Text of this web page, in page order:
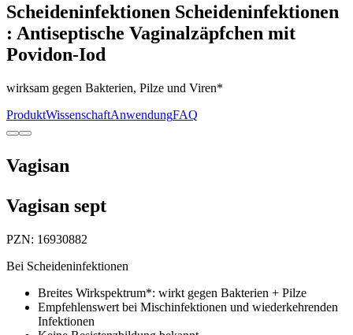
Scheideninfektionen Scheideninfektionen
: Antiseptische Vaginalzäpfchen mit
Povidon‑Iod
wirksam gegen Bakterien, Pilze und Viren*
ProduktWissenschaftAnwendungFAQ
Vagisan
Vagisan sept
PZN: 16930882
Bei Scheideninfektionen
Breites Wirkspektrum*: wirkt gegen Bakterien + Pilze
Empfehlenswert bei Mischinfektionen und wiederkehrenden
Infektionen